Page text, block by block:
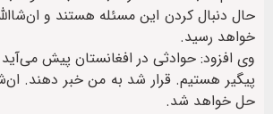
حال دنبال کردن این مسئله هستند و
خواهد رسید.
وی افزود: حوادثی در افغانستان پیش
پیگیر هستیم. قرار شد به من خبر دهند.
حل خواهد شد.